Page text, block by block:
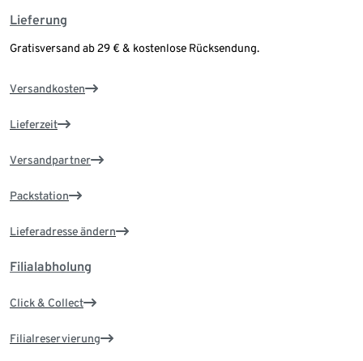
Lieferung
Gratisversand ab 29 € & kostenlose Rücksendung.
Versandkosten
Lieferzeit
Versandpartner
Packstation
Lieferadresse ändern
Filialabholung
Click & Collect
Filialreservierung